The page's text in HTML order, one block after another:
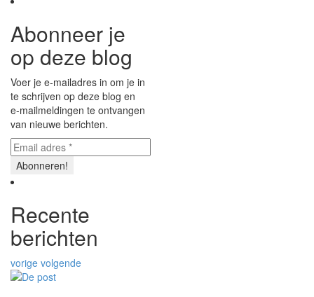
Abonneer je
op deze blog
Voer je e-mailadres in om je in
te schrijven op deze blog en
e-mailmeldingen te ontvangen
van nieuwe berichten.
Recente
berichten
vorige volgende